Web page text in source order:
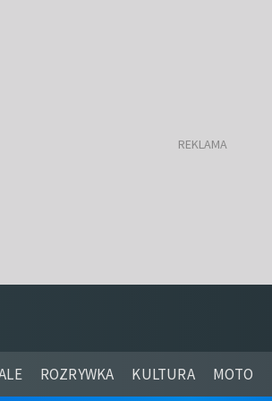
ROZRYWKA KULTURA MOTO